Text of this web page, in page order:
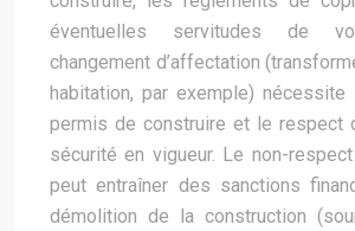
éventuelles servitudes de
changement d’affectation
habitation, par exemple) nécessite
permis de construire et le respect
sécurité en vigueur. Le non-
peut entraîner des sanctions
démolition de la construction